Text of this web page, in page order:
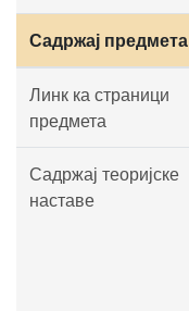
Садржај предмета
Линк ка страници
предмета
Садржај теоријске
наставе